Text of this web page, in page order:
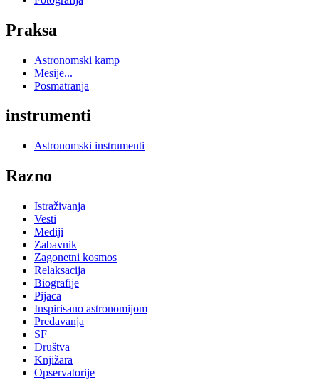
Praksa
Astronomski kamp
Mesije...
Posmatranja
instrumenti
Astronomski instrumenti
Razno
Istraživanja
Vesti
Mediji
Zabavnik
Zagonetni kosmos
Relaksacija
Biografije
Pijaca
Inspirisano astronomijom
Predavanja
SF
Društva
Knjižara
Opservatorije